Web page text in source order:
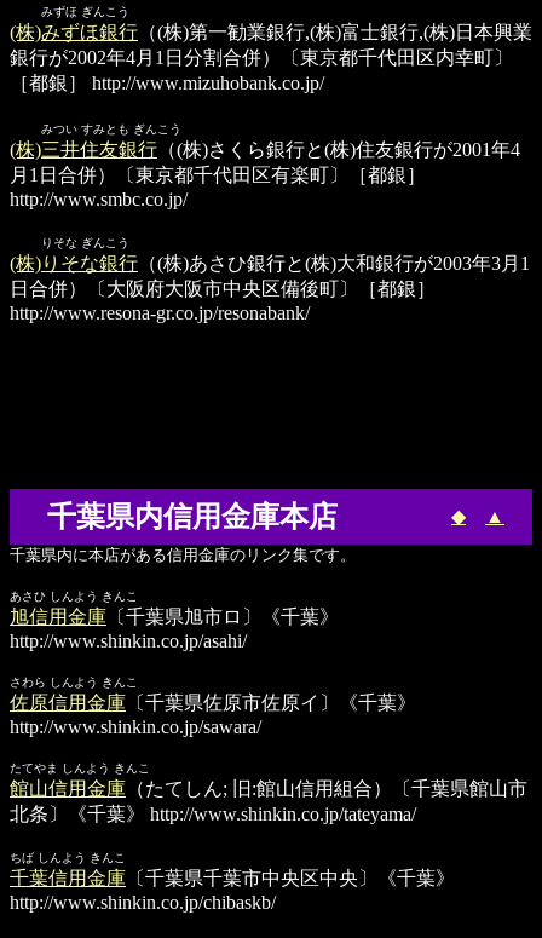
みずほ ぎんこう
(株)みずほ銀行 （(株)第一勧業銀行,(株)富士銀行,(株)日本興業
銀行が2002年4月1日分割合併）〔東京都千代田区内幸町〕
［都銀］
http://www.mizuhobank.co.jp/
みつい すみとも ぎんこう
(株)三井住友銀行 （(株)さくら銀行と(株)住友銀行が2001年4
月1日合併）〔東京都千代田区有楽町〕［都銀］
http://www.smbc.co.jp/
りそな ぎんこう
(株)りそな銀行 （(株)あさひ銀行と(株)大和銀行が2003年3月1
日合併）〔大阪府大阪市中央区備後町〕［都銀］
http://www.resona-gr.co.jp/resonabank/
千葉県内信用金庫本店 ◆ ▲
千葉県内に本店がある信用金庫のリンク集です。
あさひ しんよう きんこ
旭信用金庫 〔千葉県旭市ロ〕《千葉》
http://www.shinkin.co.jp/asahi/
さわら しんよう きんこ
佐原信用金庫 〔千葉県佐原市佐原イ〕《千葉》
http://www.shinkin.co.jp/sawara/
たてやま しんよう きんこ
館山信用金庫 （たてしん; 旧:館山信用組合）〔千葉県館山市
北条〕《千葉》
http://www.shinkin.co.jp/tateyama/
ちば しんよう きんこ
千葉信用金庫 〔千葉県千葉市中央区中央〕《千葉》
http://www.shinkin.co.jp/chibaskb/